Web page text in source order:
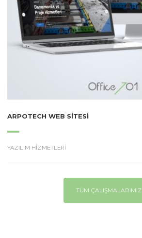
ARPOTECH WEB SITESI
YAZILIM HİZMETLERİ
TÜM ÇALIŞMALARIMIZ